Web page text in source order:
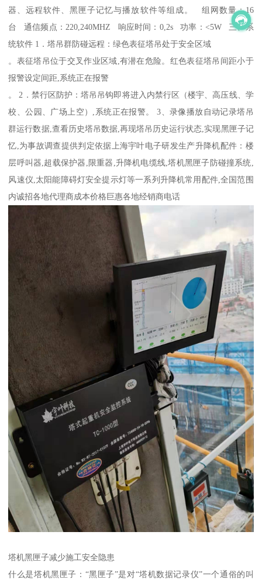
器、远程软件、黑匣子记忆与播放软件等组成。 组网数量：16
台 通信频点：220,240MHZ 响应时间：0,2s 功率：<5W 三、系
统软件 1．塔吊群防碰远程：绿色表征塔吊处于安全区域
。表征塔吊位于交叉作业区域,有潜在危险。红色表征塔吊间距小于
报警设定间距,系统正在报警
。 2．禁行区防护：塔吊吊钩即将进入内禁行区（楼宇、高压线、学
校、公园、广场上空）,系统正在报警。 3、录像播放自动记录塔吊
群运行数据,查看历史塔吊数据,再现塔吊历史运行状态,实现黑匣子记
忆,为事故调查提供判定依据上海宇叶电子研发生产升降机配件：楼
层呼叫器,超载保护器,限重器,升降机电缆线,塔机黑匣子防碰撞系统,
风速仪,太阳能障碍灯安全提示灯等一系列升降机常用配件,全国范围
内诚招各地代理商成本价格巨惠各地经销商电话
塔机黑匣子减少施工安全隐患
什么是塔机黑匣子：“黑匣子”是对“塔机数据记录仪”一个通俗的叫